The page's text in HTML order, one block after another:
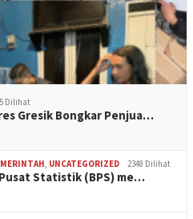
Dilihat
Gresik Bongkar Penjua…
, UNCATEGORIZED 2348 Dilihat
Statistik (BPS) me…